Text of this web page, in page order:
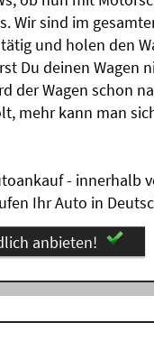
Wir sind im
und holen den
Du deinen Wagen
der Wagen schon
mehr kann man
- innerhalb
Ihr Auto in
anbieten!